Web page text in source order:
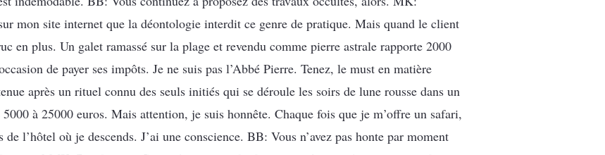
mon site internet que la déontologie interdit ce genre de pratique. Mais quand le client
en plus. Un galet ramassé sur la plage et revendu comme pierre astrale rapporte 2000
de payer ses impôts. Je ne suis pas l’Abbé Pierre. Tenez, le must en matière
après un rituel connu des seuls initiés qui se déroule les soirs de lune rousse dans un
à 25000 euros. Mais attention, je suis honnête. Chaque fois que je m’offre un safari,
l’hôtel où je descends. J’ai une conscience. BB: Vous n’avez pas honte par moment